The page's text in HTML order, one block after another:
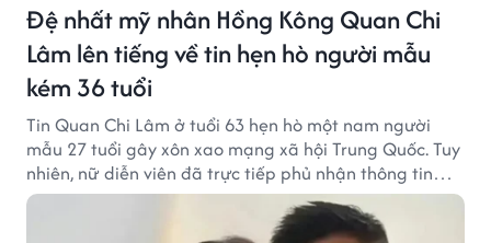
Đệ nhất mỹ nhân Hồng Kông Quan Chi
Lâm lên tiếng về tin hẹn hò người mẫu
kém 36 tuổi
Tin Quan Chi Lâm ở tuổi 63 hẹn hò một nam người
mẫu 27 tuổi gây xôn xao mạng xã hội Trung Quốc. Tuy
nhiên, nữ diễn viên đã trực tiếp phủ nhận thông tin
này.